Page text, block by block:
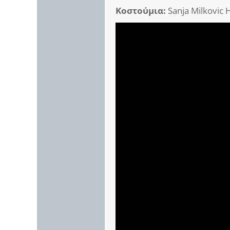
Κοστούμια: Sanja Milkovic